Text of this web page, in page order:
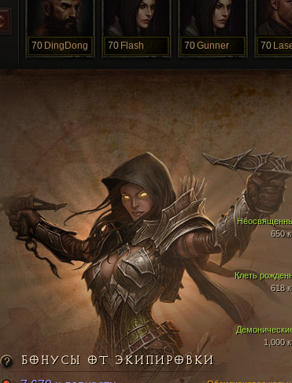
70 DingDong 70 Flash 70Gunner 70
Клеть
618
1,000
650
БОНУСЫ ОТ ЭКИПИРОВКИ